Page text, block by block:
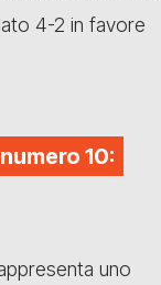
4-2 in favore
10:
uno